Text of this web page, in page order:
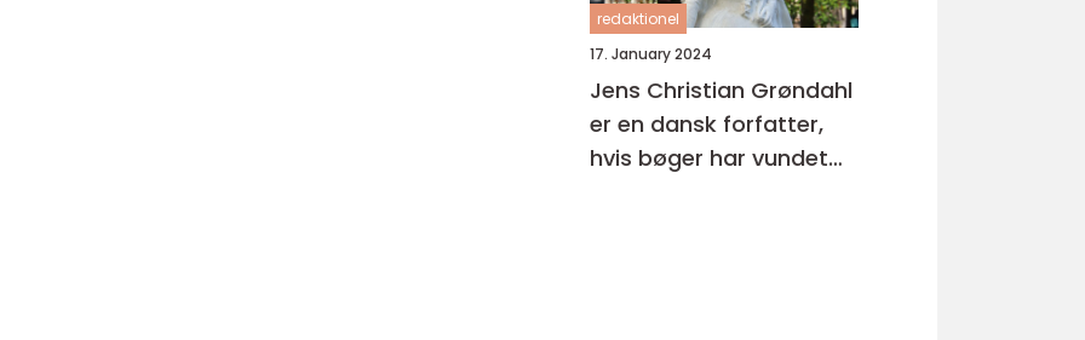
redaktionel
17. January 2024
Jens Christian Grøndahl
er en dansk forfatter,
hvis bøger har vundet